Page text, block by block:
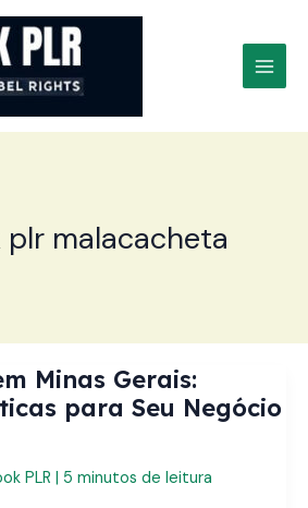
malacacheta
Minas Gerais:
para Seu Negócio
PLR 5 minutos de leitura